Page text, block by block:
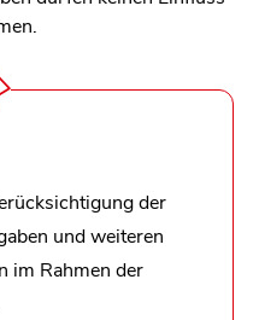
Sie direkt auf einen
der
und weiteren
im Rahmen der